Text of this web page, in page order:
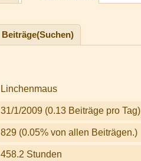
Beiträge(Suchen)
Linchenmaus
31/1/2009 (0.13 Beiträge pro Tag)
829 (0.05% von allen Beiträgen.)
458.2 Stunden